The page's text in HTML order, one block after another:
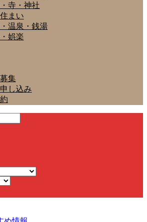
寺・神社
まい
温泉・銭湯
娯楽
集
し込み